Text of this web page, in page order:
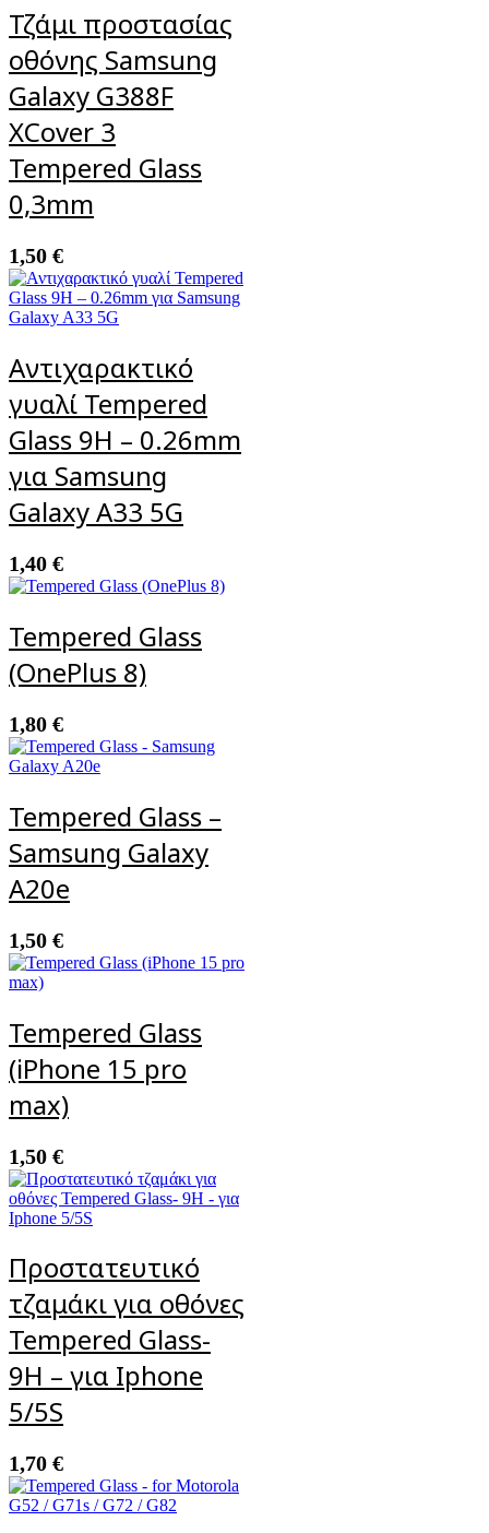
Τζάμι προστασίας
οθόνης Samsung
Galaxy G388F
XCover 3
Tempered Glass
0,3mm
1,50 €
Αντιχαρακτικό
γυαλί Tempered
Glass 9H – 0.26mm
για Samsung
Galaxy A33 5G
1,40 €
Tempered Glass
(OnePlus 8)
1,80 €
Tempered Glass –
Samsung Galaxy
A20e
1,50 €
Tempered Glass
(iPhone 15 pro
max)
1,50 €
Προστατευτικό
τζαμάκι για οθόνες
Tempered Glass-
9H – για Iphone
5/5S
1,70 €